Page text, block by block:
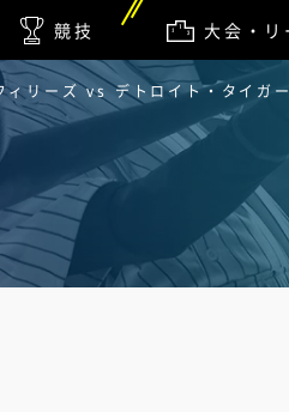
競技 大会・リ
ィリーズ vs デトロイト・タイガ